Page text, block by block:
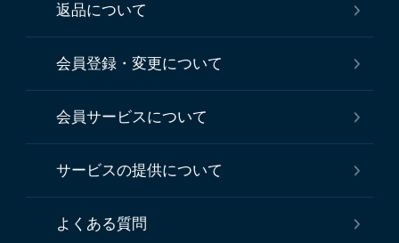
返品について
会員登録・変更について
会員サービスについて
サービスの提供について
よくある質問